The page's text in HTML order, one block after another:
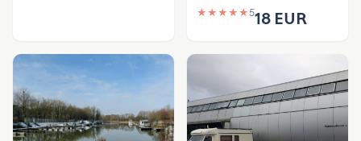
★ ★ ★ ★ ★518 EUR